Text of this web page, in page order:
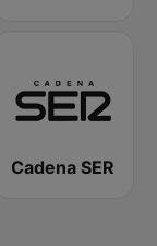
Cadena SER